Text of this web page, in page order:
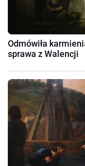
Odmówiła
sprawa z Walencji